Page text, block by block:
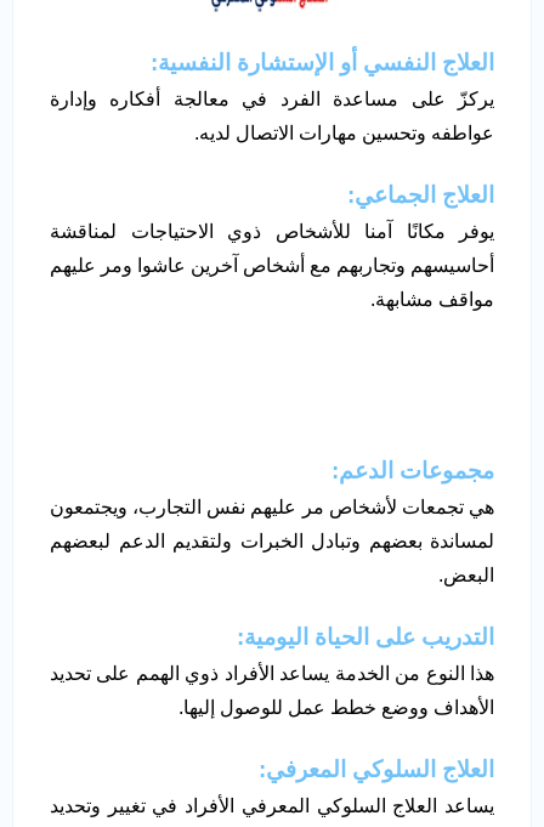
العلاج النفسي أو الإستشارة النفسية:
يركزّ على مساعدة الفرد في معالجة أفكاره وإدارة
عواطفه وتحسين مهارات الاتصال لديه.
العلاج الجماعي:
يوفر مكانًا آمنا للأشخاص ذوي الاحتياجات لمناقشة
أحاسيسهم وتجاربهم مع أشخاص آخرين عاشوا ومر عليهم
مواقف مشابهة.
مجموعات الدعم:
هي تجمعات لأشخاص مر عليهم نفس التجارب، ويجتمعون
لمساندة بعضهم وتبادل الخبرات ولتقديم الدعم لبعضهم
البعض.
التدريب على الحياة اليومية:
هذا النوع من الخدمة يساعد الأفراد ذوي الهمم على تحديد
الأهداف ووضع خطط عمل للوصول إليها.
العلاج السلوكي المعرفي:
يساعد العلاج السلوكي المعرفي الأفراد في تغيير وتحديد